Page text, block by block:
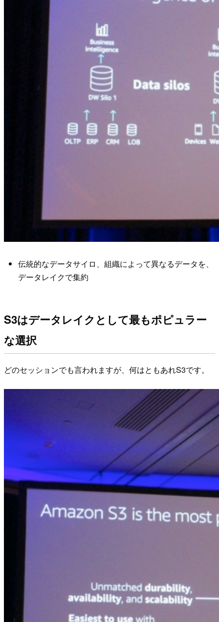
伝統的なデータサイロ、組織によって異なるデータを、
データレイクで集約
S3はデータレイクとして最もポピュラー
な選択
どのセッションでも言われますが、何はともあれS3です。